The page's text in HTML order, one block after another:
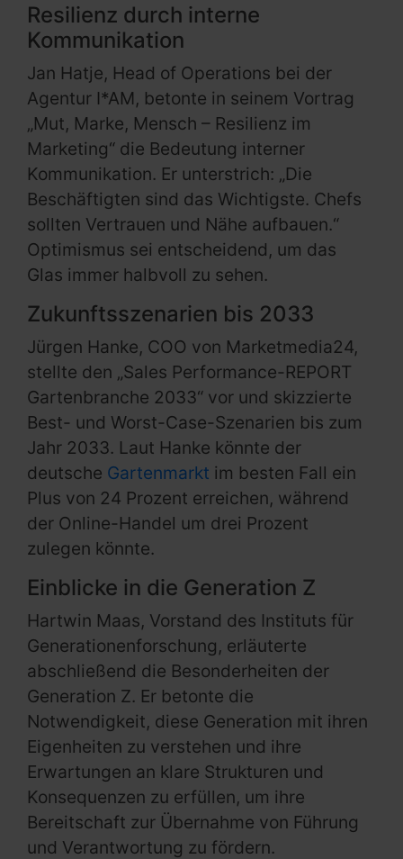
Resilienz durch interne
Kommunikation
Jan Hatje, Head of Operations bei der
Agentur I*AM, betonte in seinem Vortrag
„Mut, Marke, Mensch – Resilienz im
Marketing“ die Bedeutung interner
Kommunikation. Er unterstrich: „Die
Beschäftigten sind das Wichtigste. Chefs
sollten Vertrauen und Nähe aufbauen.“
Optimismus sei entscheidend, um das
Glas immer halbvoll zu sehen.
Zukunftsszenarien bis 2033
Jürgen Hanke, COO von Marketmedia24,
stellte den „Sales Performance-REPORT
Gartenbranche 2033“ vor und skizzierte
Best- und Worst-Case-Szenarien bis zum
Jahr 2033. Laut Hanke könnte der
deutsche Gartenmarkt im besten Fall ein
Plus von 24 Prozent erreichen, während
der Online-Handel um drei Prozent
zulegen könnte.
Einblicke in die Generation Z
Hartwin Maas, Vorstand des Instituts für
Generationenforschung, erläuterte
abschließend die Besonderheiten der
Generation Z. Er betonte die
Notwendigkeit, diese Generation mit ihren
Eigenheiten zu verstehen und ihre
Erwartungen an klare Strukturen und
Konsequenzen zu erfüllen, um ihre
Bereitschaft zur Übernahme von Führung
und Verantwortung zu fördern.